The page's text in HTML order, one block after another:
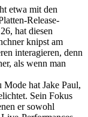
etwa mit den
Release-
hat diesen
knipst am
interagieren, denn
als wenn man
hat Jake Paul,
Sein Fokus
er sowohl